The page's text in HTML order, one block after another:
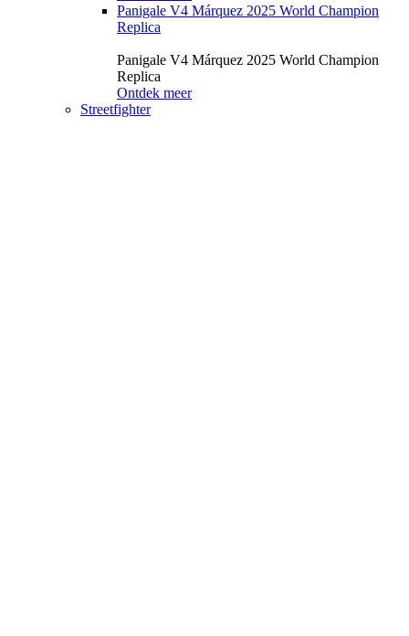
Panigale V4 Márquez 2025 World Champion
Replica
Panigale V4 Márquez 2025 World Champion
Replica
Ontdek meer
Streetfighter